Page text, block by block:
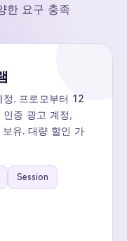
한 요구 충족
. 프로모부터 12
증 광고 계정,
유. 대량 할인 가
Session